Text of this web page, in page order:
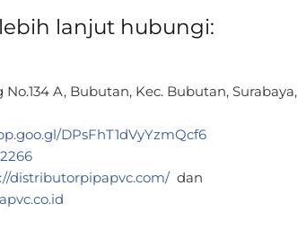
lanjut hubungi:
A, Bubutan, Kec. Bubutan, Surabaya,
DPsFhT1dVyYzmQcf6
distributorpipapvc.com/ dan